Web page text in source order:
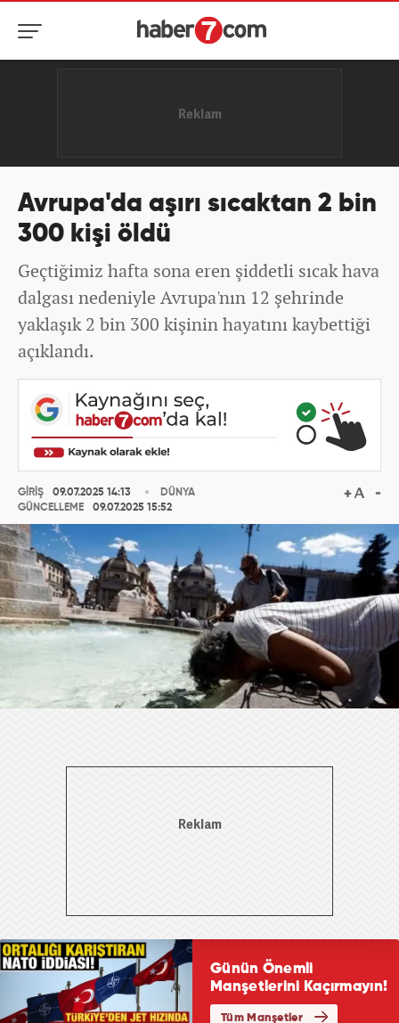
Avrupa'da aşırı sıcaktan 2 bin
300 kişi öldü
Geçtiğimiz hafta sona eren şiddetli sıcak hava
dalgası nedeniyle Avrupa'nın 12 şehrinde
yaklaşık 2 bin 300 kişinin hayatını kaybettiği
açıklandı.
GİRİŞ
09.07.2025 14:13
GÜNCELLEME
09.07.2025 15:52
DÜNYA